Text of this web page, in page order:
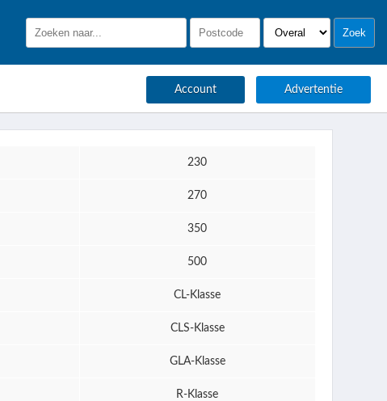
Account Advertentie
230
270
350
500
CL-Klasse
CLS-Klasse
GLA-Klasse
R-Klasse